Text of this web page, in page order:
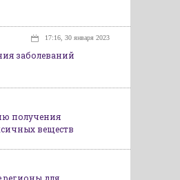
17:16, 30 января 2023
заболеваний
получения
веществ